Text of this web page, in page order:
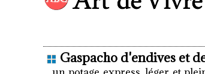
Gaspacho d'endives et